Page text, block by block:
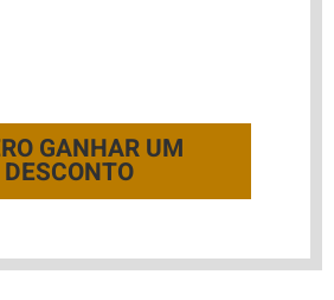
GANHAR UM
DESCONTO